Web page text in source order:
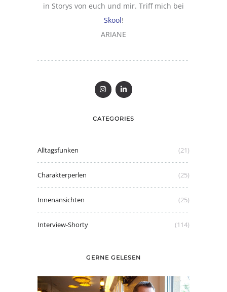
in Storys von euch und mir. Triff mich bei
Skool!
ARIANE
CATEGORIES
Alltagsfunken (21)
Charakterperlen (25)
Innenansichten (25)
Interview-Shorty (114)
GERNE GELESEN